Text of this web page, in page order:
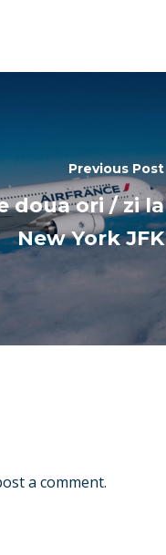
Previous Post
doua ori / zi la
New York JFK
a comment.